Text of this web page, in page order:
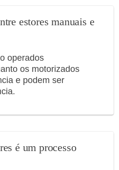
estores manuais e
operados
os motorizados
e podem ser
é um processo